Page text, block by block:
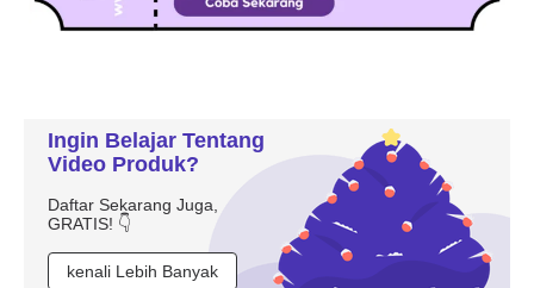
Ingin Belajar Tentang
Video Produk?
Daftar Sekarang Juga,
GRATIS! 👇
kenali Lebih Banyak